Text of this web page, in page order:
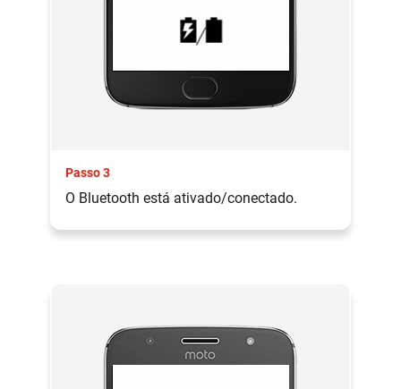
Passo 3
O Bluetooth está ativado/conectado.